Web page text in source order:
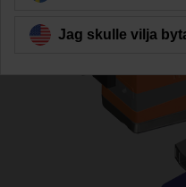
Jag skulle vilja